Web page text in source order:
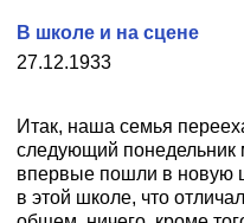
27.12.1933
В школе и на сцене
Итак, наша семья
следующий понедельник
впервые пошли в новую
в этой школе, что